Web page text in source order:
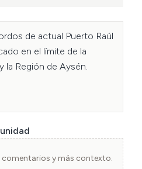
de actual Puerto Raúl
en el límite de la
la Región de Aysén.
fotógrafo
de Chile
de Los Lagos durante
comentarios y más contexto.